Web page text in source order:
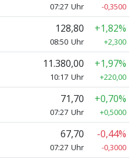
07:27 Uhr -0,3500
128,80
08:50 Uhr
+1,82%
+2,300
11.380,00
10:17 Uhr
+1,97%
+220,00
71,70
07:27 Uhr
+0,70%
+0,5000
67,70
07:27 Uhr
-0,44%
-0,3000